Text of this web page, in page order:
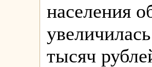
населения
тысяч